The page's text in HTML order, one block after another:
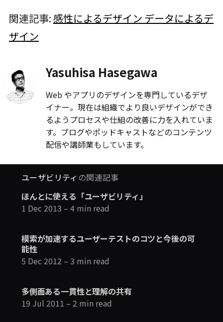
関連記事:感性によるデザイン データによるデ
ザイン
Yasuhisa Hasegawa
Web やアプリのデザインを専門しているデザ
イナー。現在は組織でより良いデザインができ
るようプロセスや仕組の改善に力を入れていま
す。ブログやポッドキャストなどのコンテンツ
配信や講師業もしています。
ユーザビリティ の関連記事
ほんとに使える「ユーザビリティ」
1 Dec 2013 – 4 min read
模索が加速するユーザーテストのコツと今後の可
能性
5 Dec 2012 – 3 min read
多側面ある一貫性と理解の共有
19 Jul 2011 – 2 min read